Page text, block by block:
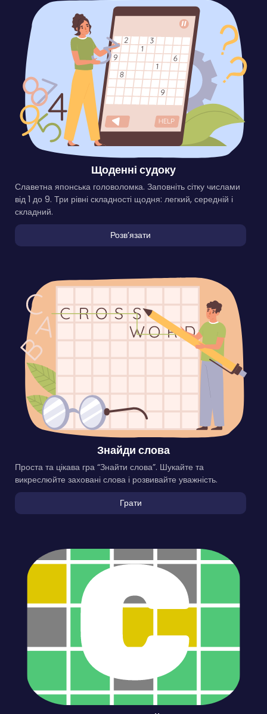
Щоденні судоку
Славетна японська головоломка. Заповніть сітку числами
від 1 до 9. Три рівні складності щодня: легкий, середній і
складний.
Розвʼязати
Знайди слова
Проста та цікава гра “Знайти слова”. Шукайте та
викреслюйте заховані слова і розвивайте уважність.
Грати